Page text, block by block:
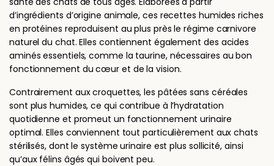
d’ingrédients d’origine animale, ces recettes humides riches
en protéines reproduisent au plus près le régime carnivore
naturel du chat. Elles contiennent également des acides
aminés essentiels, comme la taurine, nécessaires au bon
fonctionnement du cœur et de la vision.
Contrairement aux croquettes, les pâtées sans céréales
sont plus humides, ce qui contribue à l’hydratation
quotidienne et promeut un fonctionnement urinaire
optimal. Elles conviennent tout particulièrement aux chats
stérilisés, dont le système urinaire est plus sollicité, ainsi
qu’aux félins âgés qui boivent peu.